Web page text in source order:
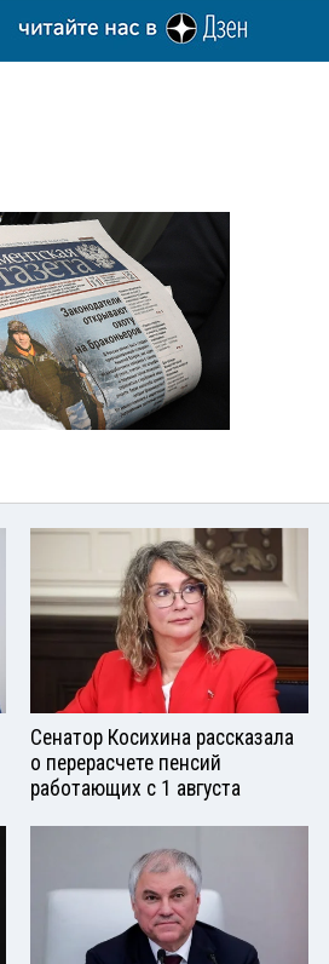
Сенатор Косихина рассказала
о перерасчете пенсий
работающих с 1 августа